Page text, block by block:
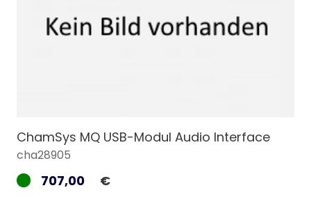
ChamSys MQ USB-Modul Audio Interface
cha28905
707,00 €